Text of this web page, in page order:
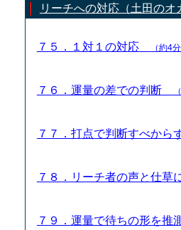
リーチへの対応（土田のオ
７５．１対１の対応 （約4
７６．運量の差での判断
７７．打点で判断すべから
７８．リーチ者の声と仕草
７９．運量で待ちの形を推